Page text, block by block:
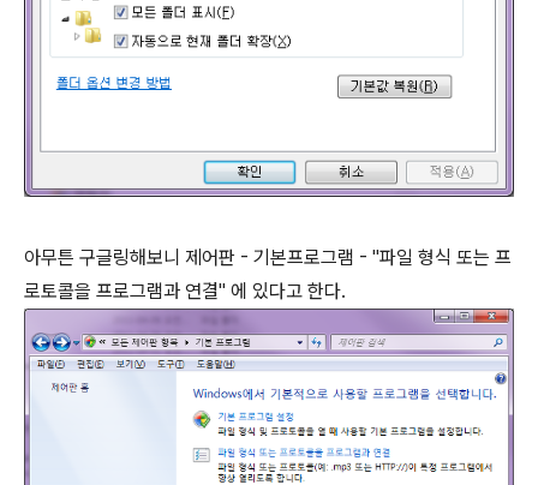
아무튼 구글링해보니 제어판 - 기본프로그램 - "파일 형식 또는 프
로토콜을 프로그램과 연결" 에 있다고 한다.